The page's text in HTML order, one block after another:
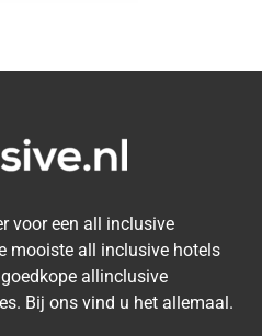
voor een all inclusive
mooiste all inclusive hotels
allinclusive
Bij ons vind u het allemaal.